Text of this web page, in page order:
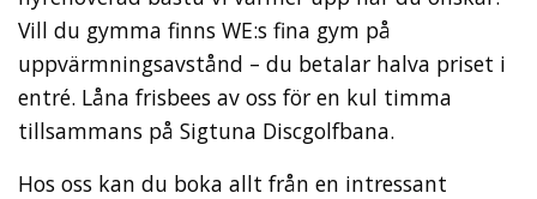
Vill du gymma finns WE:s fina gym på
uppvärmningsavstånd – du betalar halva priset i
entré. Låna frisbees av oss för en kul timma
tillsammans på Sigtuna Discgolfbana.
Hos oss kan du boka allt från en intressant